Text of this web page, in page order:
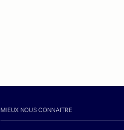
MIEUX NOUS CONNAITRE